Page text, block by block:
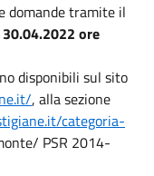
domande tramite il
30.04.2022 ore
disponibili sul sito
, alla sezione
categoria-
PSR 2014-